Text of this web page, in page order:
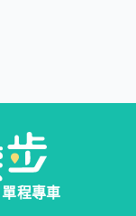
單程專車